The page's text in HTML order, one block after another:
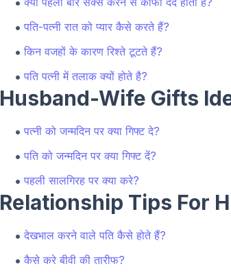
पति-पत्नी रात को प्यार कैसे करते हैं?
किन वजहों के कारण रिश्ते टूटते हैं?
पति पत्नी में तलाक क्यों होते है?
Husband-Wife Gifts
पत्नी को जन्मदिन पर क्या गिफ्ट दे?
पति को जन्मदिन पर क्या गिफ्ट दें?
पहली सालगिरह पर क्या करे?
Relationship Tips For
देखभाल करने वाले पति कैसे होते हैं?
कैसे करे बीवी की तारीफ?